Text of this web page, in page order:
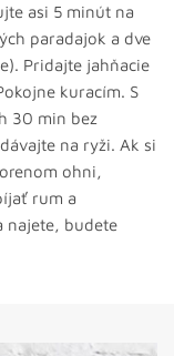
asi 5 minút na
paradajok a dve
Pridajte jahňacie
kuracím. S
30 min bez
na ryži. Ak si
ohni,
rum a
najete, budete